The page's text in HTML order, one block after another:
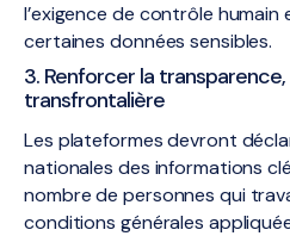
l’exigence de contrôle humain
certaines données sensibles.
3. Renforcer la
transfrontalière
Les plateformes devront
nationales des informations
nombre de personnes qui
conditions générales